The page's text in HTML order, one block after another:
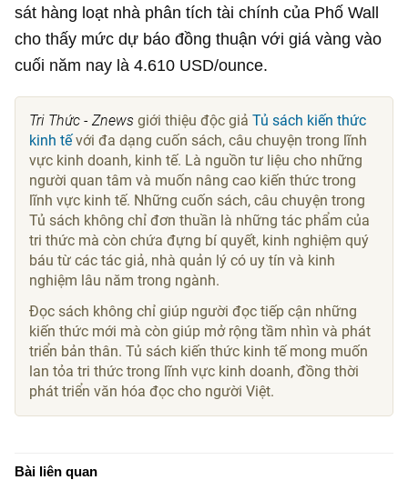
sát hàng loạt nhà phân tích tài chính của Phố Wall
cho thấy mức dự báo đồng thuận với giá vàng vào
cuối năm nay là4.610 USD/ounce.
Tri Thức - Znews giới thiệu độc giảTủ sách kiến thức
kinh tếvới đa dạng cuốn sách, câu chuyện trong lĩnh
vực kinh doanh, kinh tế. Là nguồn tư liệu cho những
người quan tâm và muốn nâng cao kiến thức trong
lĩnh vực kinh tế. Những cuốn sách, câu chuyện trong
Tủ sách không chỉ đơn thuần là những tác phẩm của
tri thức mà còn chứa đựng bí quyết, kinh nghiệm quý
báu từ các tác giả, nhà quản lý có uy tín và kinh
nghiệm lâu năm trong ngành.
Đọc sách không chỉ giúp người đọc tiếp cận những
kiến thức mới mà còn giúp mở rộng tầm nhìn và phát
triển bản thân. Tủ sách kiến thức kinh tế mong muốn
lan tỏa tri thức trong lĩnh vực kinh doanh, đồng thời
phát triển văn hóa đọc cho người Việt.
Bài liên quan